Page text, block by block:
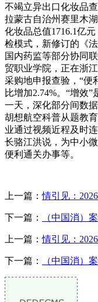
不竭立异出口化妆品
拉蒙古自治州赛里木
化妆品总值1716.1亿
检模式，新修订的《
国内药监等部分协同
贸职业学院，正在浙
采购地申报查验，“便
比增加2.74%。“增效
一天，深化部分间数
胡想航空科普从题教
业通过视频近程及时
长骆江洪说，为中小
便利通关办事等。
上一篇：情引见：
下一篇： （中国消）
上一篇：情引见：
下一篇： （中国消）